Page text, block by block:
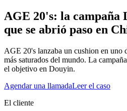
AGE 20's: la
que se abrió paso en
AGE 20's lanzaba un cushion en uno
más saturados del mundo. La
el objetivo en Douyin.
Agendar una llamadaLeer el caso
El cliente